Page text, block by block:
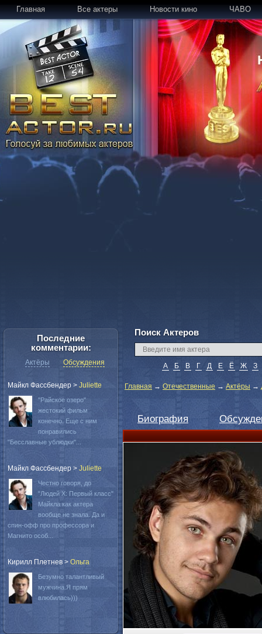
Главная Все актеры Новости кино ЧАВО
Поиск Актеров
А Б В Г Д Е Ё Ж З
Главная → Отечественные → Актёры →
Биография
Последние
комментарии:
Актёры Обсуждения
Майкл Фассбендер > Juliette
"Райское озеро"
жестокий фильм
конечно. Еще с ним
понравились
"Бесславные ублюдки"...
Майкл Фассбендер > Juliette
Честно говоря, до
"Людей Х: Первый класс"
Майкла как актера
вообще не знала. Да и
спин-офф про профессора и
Магнито особ...
Кирилл Плетнев > Oльга
Безумно талантливый
мужчина.Я прям
влюбилась)))